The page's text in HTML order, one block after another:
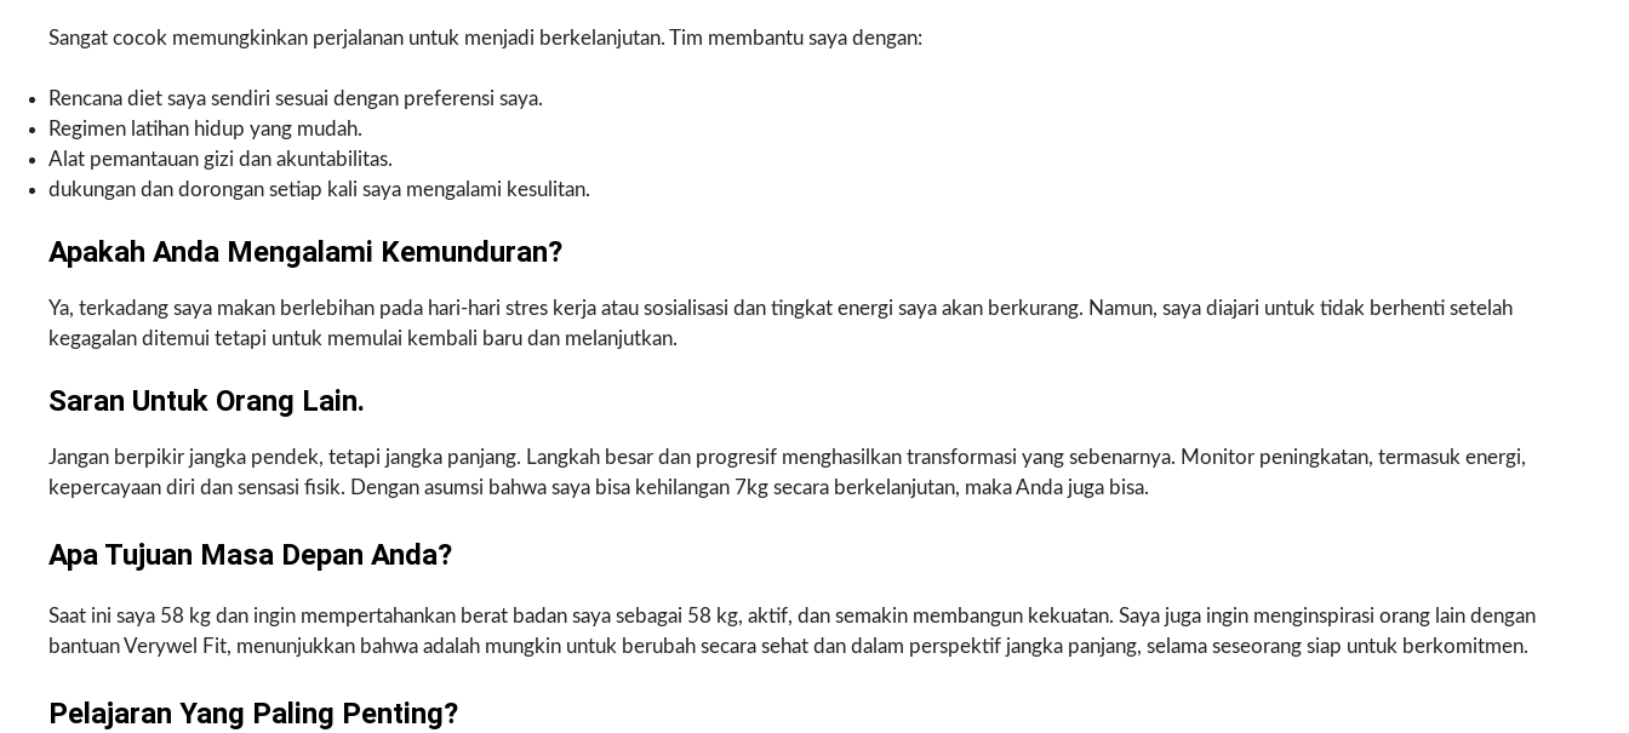
Sangat cocok memungkinkan perjalanan untuk menjadi berkelanjutan. Tim membantu saya dengan:
Rencana diet saya sendiri sesuai dengan preferensi saya.
Regimen latihan hidup yang mudah.
Alat pemantauan gizi dan akuntabilitas.
dukungan dan dorongan setiap kali saya mengalami kesulitan.
Apakah Anda Mengalami Kemunduran?
Ya, terkadang saya makan berlebihan pada hari-hari stres kerja atau sosialisasi dan tingkat energi saya akan berkurang. Namun, saya diajari untuk tidak berhenti setelah
kegagalan ditemui tetapi untuk memulai kembali baru dan melanjutkan.
Saran Untuk Orang Lain.
Jangan berpikir jangka pendek, tetapi jangka panjang. Langkah besar dan progresif menghasilkan transformasi yang sebenarnya. Monitor peningkatan, termasuk energi,
kepercayaan diri dan sensasi fisik. Dengan asumsi bahwa saya bisa kehilangan 7kg secara berkelanjutan, maka Anda juga bisa.
Apa Tujuan Masa Depan Anda?
Saat ini saya 58 kg dan ingin mempertahankan berat badan saya sebagai 58 kg, aktif, dan semakin membangun kekuatan. Saya juga ingin menginspirasi orang lain dengan
bantuan Verywel Fit, menunjukkan bahwa adalah mungkin untuk berubah secara sehat dan dalam perspektif jangka panjang, selama seseorang siap untuk berkomitmen.
Pelajaran Yang Paling Penting?